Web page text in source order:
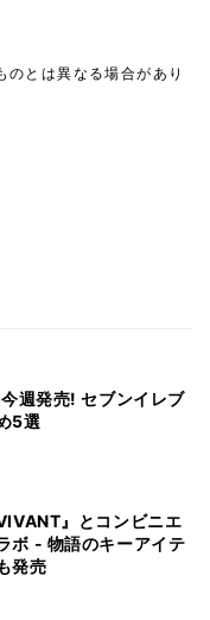
とは異なる場合があり
週発売! セブンイレブ
5選
』とコンビニエ
ボ - 物語のキーアイテ
発売